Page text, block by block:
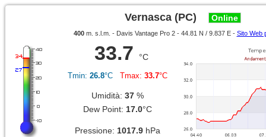
Vernasca (PC) Online
400m. s.l.m. - Davis Vantage Pro 2 - 44.81 N / 9.837 E - Sito Web
33.7 °C
Tmin: 26.8°C Tmax: 33.7°C
Umidità: 37 %
Dew Point: 17.0°C
Pressione: 1017.9 hPa